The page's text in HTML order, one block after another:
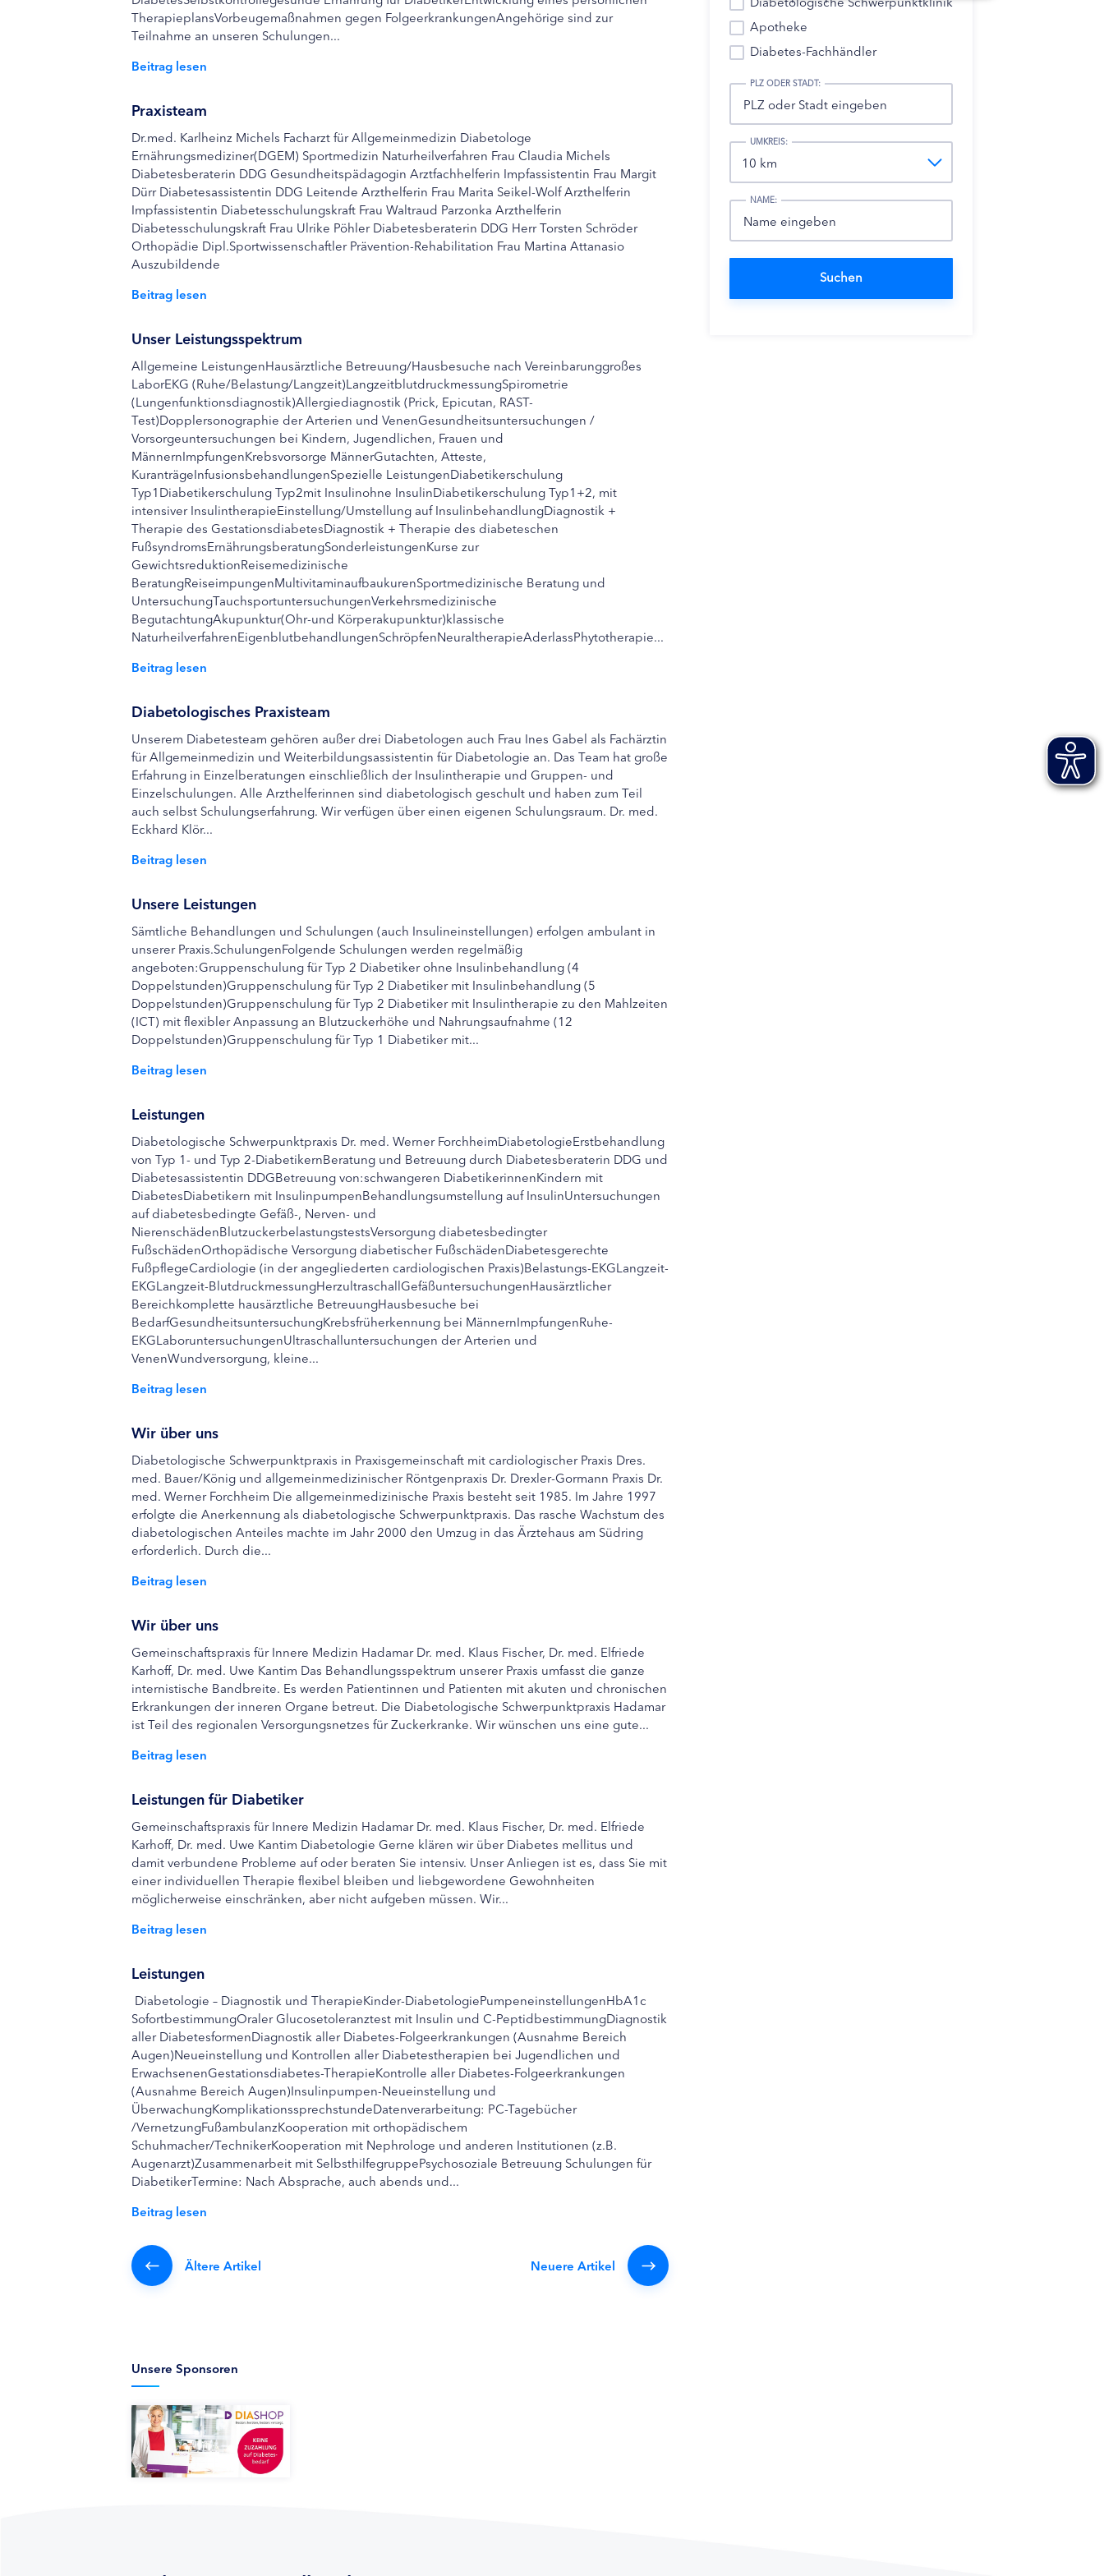
TherapieplansVorbeugemaßnahmen gegen FolgeerkrankungenAngehörige sind zur
Teilnahme an unseren Schulungen...
Beitrag lesen
Praxisteam
Dr.med. Karlheinz Michels Facharzt für Allgemeinmedizin Diabetologe
Ernährungsmediziner(DGEM) Sportmedizin Naturheilverfahren Frau Claudia Michels
Diabetesberaterin DDG Gesundheitspädagogin Arztfachhelferin Impfassistentin Frau Margit
Dürr Diabetesassistentin DDG Leitende Arzthelferin Frau Marita Seikel-Wolf Arzthelferin
Impfassistentin Diabetesschulungskraft Frau Waltraud Parzonka Arzthelferin
Diabetesschulungskraft Frau Ulrike Pöhler Diabetesberaterin DDG Herr Torsten Schröder
Orthopädie Dipl.Sportwissenschaftler Prävention-Rehabilitation Frau Martina Attanasio
Auszubildende
Beitrag lesen
Unser Leistungsspektrum
Allgemeine LeistungenHausärztliche Betreuung/Hausbesuche nach Vereinbarunggroßes
LaborEKG (Ruhe/Belastung/Langzeit)LangzeitblutdruckmessungSpirometrie
(Lungenfunktionsdiagnostik)Allergiediagnostik (Prick, Epicutan, RAST-
Test)Dopplersonographie der Arterien und VenenGesundheitsuntersuchungen /
Vorsorgeuntersuchungen bei Kindern, Jugendlichen, Frauen und
MännernImpfungenKrebsvorsorge MännerGutachten, Atteste,
KuranträgeInfusionsbehandlungenSpezielle LeistungenDiabetikerschulung
Typ1Diabetikerschulung Typ2mit Insulinohne InsulinDiabetikerschulung Typ1+2, mit
intensiver InsulintherapieEinstellung/Umstellung auf InsulinbehandlungDiagnostik +
Therapie des GestationsdiabetesDiagnostik + Therapie des diabeteschen
FußsyndromsErnährungsberatungSonderleistungenKurse zur
GewichtsreduktionReisemedizinische
BeratungReiseimpungenMultivitaminaufbaukurenSportmedizinische Beratung und
UntersuchungTauchsportuntersuchungenVerkehrsmedizinische
BegutachtungAkupunktur(Ohr-und Körperakupunktur)klassische
NaturheilverfahrenEigenblutbehandlungenSchröpfenNeuraltherapieAderlassPhytotherapie...
Beitrag lesen
Diabetologisches Praxisteam
Unserem Diabetesteam gehören außer drei Diabetologen auch Frau Ines Gabel als Fachärztin
für Allgemeinmedizin und Weiterbildungsassistentin für Diabetologie an. Das Team hat große
Erfahrung in Einzelberatungen einschließlich der Insulintherapie und Gruppen- und
Einzelschulungen. Alle Arzthelferinnen sind diabetologisch geschult und haben zum Teil
auch selbst Schulungserfahrung. Wir verfügen über einen eigenen Schulungsraum. Dr. med.
Eckhard Klör...
Beitrag lesen
Unsere Leistungen
Sämtliche Behandlungen und Schulungen (auch Insulineinstellungen) erfolgen ambulant in
unserer Praxis.SchulungenFolgende Schulungen werden regelmäßig
angeboten:Gruppenschulung für Typ 2 Diabetiker ohne Insulinbehandlung (4
Doppelstunden)Gruppenschulung für Typ 2 Diabetiker mit Insulinbehandlung (5
Doppelstunden)Gruppenschulung für Typ 2 Diabetiker mit Insulintherapie zu den Mahlzeiten
(ICT) mit flexibler Anpassung an Blutzuckerhöhe und Nahrungsaufnahme (12
Doppelstunden)Gruppenschulung für Typ 1 Diabetiker mit...
Beitrag lesen
Leistungen
Diabetologische Schwerpunktpraxis Dr. med. Werner ForchheimDiabetologieErstbehandlung
von Typ 1- und Typ 2-DiabetikernBeratung und Betreuung durch Diabetesberaterin DDG und
Diabetesassistentin DDGBetreuung von:schwangeren DiabetikerinnenKindern mit
DiabetesDiabetikern mit InsulinpumpenBehandlungsumstellung auf InsulinUntersuchungen
auf diabetesbedingte Gefäß-, Nerven- und
NierenschädenBlutzuckerbelastungstestsVersorgung diabetesbedingter
FußschädenOrthopädische Versorgung diabetischer FußschädenDiabetesgerechte
FußpflegeCardiologie (in der angegliederten cardiologischen Praxis)Belastungs-EKGLangzeit-
EKGLangzeit-BlutdruckmessungHerzultraschallGefäßuntersuchungenHausärztlicher
Bereichkomplette hausärztliche BetreuungHausbesuche bei
BedarfGesundheitsuntersuchungKrebsfrüherkennung bei MännernImpfungenRuhe-
EKGLaboruntersuchungenUltraschalluntersuchungen der Arterien und
VenenWundversorgung, kleine...
Beitrag lesen
Wir über uns
Diabetologische Schwerpunktpraxis in Praxisgemeinschaft mit cardiologischer Praxis Dres.
med. Bauer/König und allgemeinmedizinischer Röntgenpraxis Dr. Drexler-Gormann Praxis Dr.
med. Werner Forchheim Die allgemeinmedizinische Praxis besteht seit 1985. Im Jahre 1997
erfolgte die Anerkennung als diabetologische Schwerpunktpraxis. Das rasche Wachstum des
diabetologischen Anteiles machte im Jahr 2000 den Umzug in das Ärztehaus am Südring
erforderlich. Durch die...
Beitrag lesen
Wir über uns
Gemeinschaftspraxis für Innere Medizin Hadamar Dr. med. Klaus Fischer, Dr. med. Elfriede
Karhoff, Dr. med. Uwe Kantim Das Behandlungsspektrum unserer Praxis umfasst die ganze
internistische Bandbreite. Es werden Patientinnen und Patienten mit akuten und chronischen
Erkrankungen der inneren Organe betreut. Die Diabetologische Schwerpunktpraxis Hadamar
ist Teil des regionalen Versorgungsnetzes für Zuckerkranke. Wir wünschen uns eine gute...
Beitrag lesen
Leistungen für Diabetiker
Gemeinschaftspraxis für Innere Medizin Hadamar Dr. med. Klaus Fischer, Dr. med. Elfriede
Karhoff, Dr. med. Uwe Kantim Diabetologie Gerne klären wir über Diabetes mellitus und
damit verbundene Probleme auf oder beraten Sie intensiv. Unser Anliegen ist es, dass Sie mit
einer individuellen Therapie flexibel bleiben und liebgewordene Gewohnheiten
möglicherweise einschränken, aber nicht aufgeben müssen. Wir...
Beitrag lesen
Leistungen
Diabetologie – Diagnostik und TherapieKinder-DiabetologiePumpeneinstellungenHbA1c
SofortbestimmungOraler Glucosetoleranztest mit Insulin und C-PeptidbestimmungDiagnostik
aller DiabetesformenDiagnostik aller Diabetes-Folgeerkrankungen (Ausnahme Bereich
Augen)Neueinstellung und Kontrollen aller Diabetestherapien bei Jugendlichen und
ErwachsenenGestationsdiabetes-TherapieKontrolle aller Diabetes-Folgeerkrankungen
(Ausnahme Bereich Augen)Insulinpumpen-Neueinstellung und
ÜberwachungKomplikationssprechstundeDatenverarbeitung: PC-Tagebücher
/VernetzungFußambulanzKooperation mit orthopädischem
Schuhmacher/TechnikerKooperation mit Nephrologe und anderen Institutionen (z.B.
Augenarzt)Zusammenarbeit mit SelbsthilfegruppePsychosoziale Betreuung Schulungen für
DiabetikerTermine: Nach Absprache, auch abends und...
Beitrag lesen
Neuere Artikel
Ältere Artikel
Apotheke
Diabetes-Fachhändler
PLZ ODER STADT:
UMKREIS:
NAME:
Unsere Sponsoren